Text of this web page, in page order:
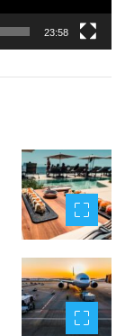
23:58